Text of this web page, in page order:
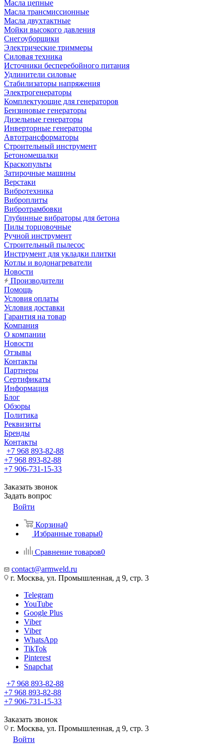
Масла цепные
Масла трансмиссионные
Масла двухтактные
Мойки высокого давления
Снегоуборщики
Электрические триммеры
Силовая техника
Источники бесперебойного питания
Удлинители силовые
Стабилизаторы напряжения
Электрогенераторы
Комплектующие для генераторов
Бензиновые генераторы
Дизельные генераторы
Инверторные генераторы
Автотрансформаторы
Строительный инструмент
Бетономешалки
Краскопульты
Затирочные машины
Верстаки
Вибротехника
Виброплиты
Вибротрамбовки
Глубинные вибраторы для бетона
Пилы торцовочные
Ручной инструмент
Строительный пылесос
Инструмент для укладки плитки
Котлы и водонагреватели
Новости
Производители
Помощь
Условия оплаты
Условия доставки
Гарантия на товар
Компания
О компании
Новости
Отзывы
Контакты
Партнеры
Сертификаты
Информация
Блог
Обзоры
Политика
Реквизиты
Бренды
Контакты
+7 968 893-82-88
+7 968 893-82-88
+7 906-731-15-33
Заказать звонок
Задать вопрос
Войти
Корзина0
Избранные товары0
Сравнение товаров0
contact@armweld.ru
г. Москва, ул. Промышленная, д 9, стр. 3
Telegram
YouTube
Google Plus
Viber
Viber
WhatsApp
TikTok
Pinterest
Snapchat
+7 968 893-82-88
+7 968 893-82-88
+7 906-731-15-33
Заказать звонок
г. Москва, ул. Промышленная, д 9, стр. 3
Войти